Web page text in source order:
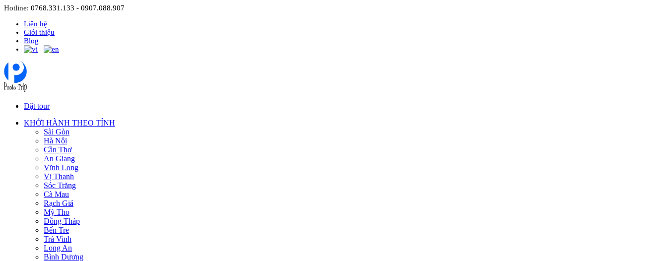
Hotline: 0768.331.133 - 0907.088.907
Liên hệ
Giới thiệu
Blog
Đặt tour
KHỞI HÀNH THEO TỈNH
Sài Gòn
Hà Nội
Cần Thơ
An Giang
Vĩnh Long
Vị Thanh
Sóc Trăng
Cà Mau
Rạch Giá
Mỹ Tho
Đồng Tháp
Bến Tre
Trà Vinh
Long An
Bình Dương